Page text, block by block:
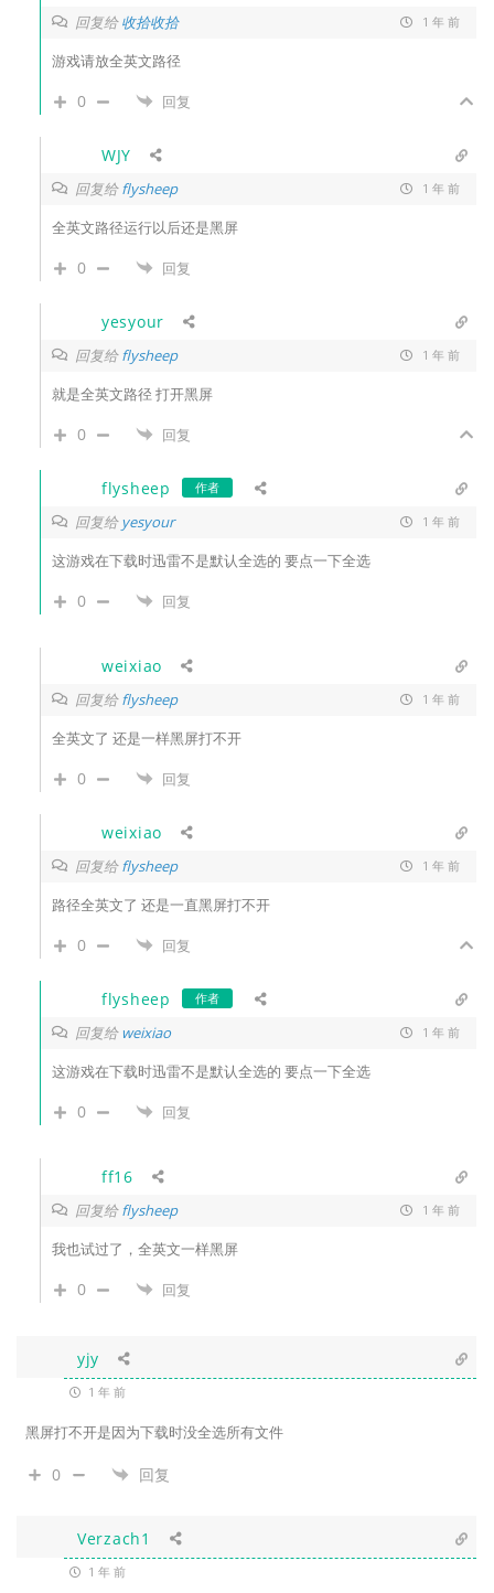
回复给收拾收拾 1 年 前
游戏请放全英文路径
0 回复
WJY
回复给flysheep 1 年 前
全英文路径运行以后还是黑屏
0 回复
yesyour
回复给flysheep 1 年 前
就是全英文路径 打开黑屏
0 回复
flysheep 作者
回复给yesyour 1 年 前
这游戏在下载时迅雷不是默认全选的 要点一下全选
0 回复
weixiao
回复给flysheep 1 年 前
全英文了 还是一样黑屏打不开
0 回复
weixiao
回复给flysheep 1 年 前
路径全英文了 还是一直黑屏打不开
0 回复
flysheep 作者
回复给 weixiao 1 年 前
这游戏在下载时迅雷不是默认全选的 要点一下全选
0 回复
ff16
回复给flysheep 1 年 前
我也试过了，全英文一样黑屏
0 回复
yjy
1 年 前
黑屏打不开是因为下载时没全选所有文件
0 回复
Verzach1
1 年 前